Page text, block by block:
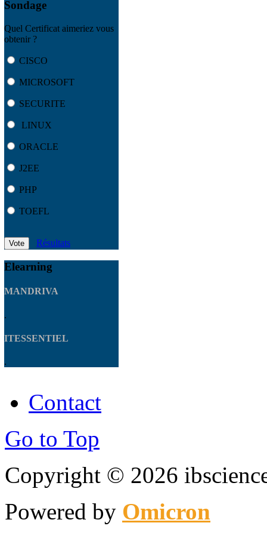
Sondage
Quel Certificat aimeriez vous
obtenir ?
CISCO
MICROSOFT
SECURITE
LINUX
ORACLE
J2EE
PHP
TOEFL
Vote Résultats
Elearning
MANDRIVA
.
ITESSENTIEL
.
Contact
Go to Top
Copyright © 2026
Powered by Omicron